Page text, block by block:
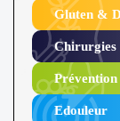
Gluten &
Chirurgies
Edouleur​